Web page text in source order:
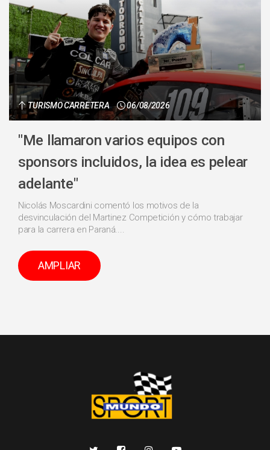
TURISMO CARRETERA 06/08/2026
"Me llamaron varios equipos con
sponsors incluidos, la idea es pelear
adelante"
Nicolás Moscardini comentó los motivos de la
desvinculación del Martinez Competición y cómo trabajar
para la carrera en Paraná....
AMPLIAR